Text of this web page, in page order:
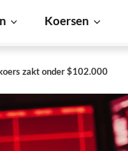
Koersen
zakt onder $102.000